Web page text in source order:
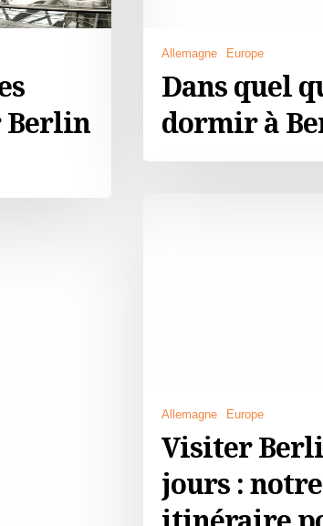
Berlin
Allemagne Europe
Dans quel
dormir à
Allemagne Europe
Visiter
jours : notre